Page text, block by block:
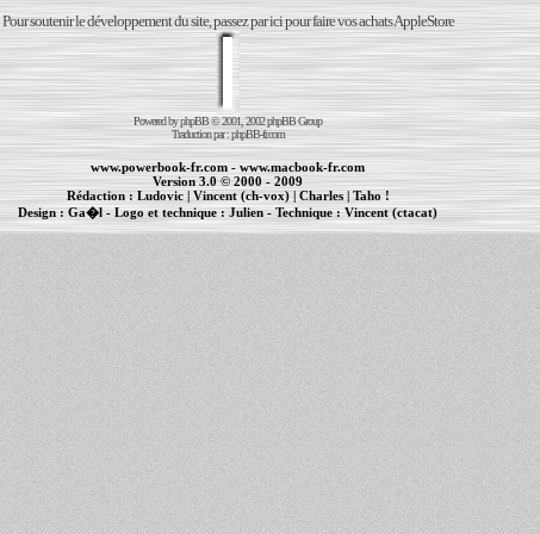
Pour soutenir le développement du site, passez par ici pour faire vos achats AppleStore
Powered byphpBB© 2001, 2002 phpBB Group
Traduction par :phpBB-fr.com
www.powerbook-fr.com - www.macbook-fr.com
Version 3.0 © 2000 - 2009
Rédaction : Ludovic|Vincent (ch-vox)| Charles|Taho !
Design :Ga�l - Logo et technique : Julien - Technique :Vincent (ctacat)
| | cr�ation de sites Internet